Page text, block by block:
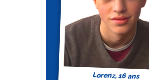
Lorenz, 16 ans